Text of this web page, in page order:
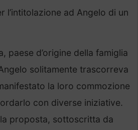
l’intitolazione ad Angelo di un
paese d’origine della famiglia
solitamente trascorreva
la loro commozione
con diverse iniziative.
proposta, sottoscritta da